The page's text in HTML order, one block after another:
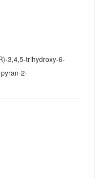
3,4,5-trihydroxy-6-
2-